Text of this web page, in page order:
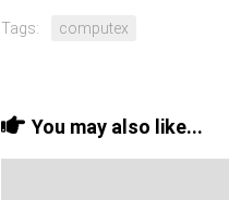
Tags: computex
You may also like...